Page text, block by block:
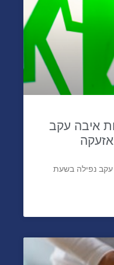
איבה עקב
עקב נפילה בשעת